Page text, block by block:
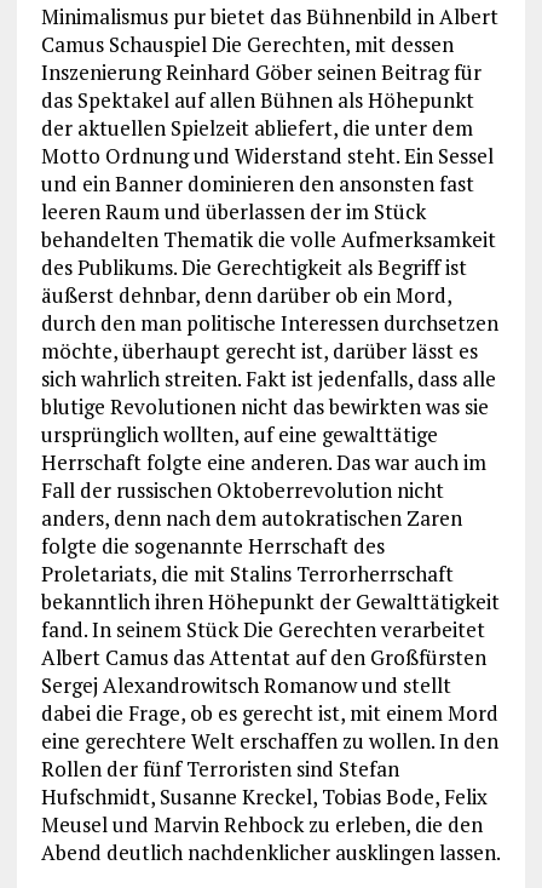
Minimalismus pur bietet das Bühnenbild in Albert
Camus Schauspiel Die Gerechten, mit dessen
Inszenierung Reinhard Göber seinen Beitrag für
das Spektakel auf allen Bühnen als Höhepunkt
der aktuellen Spielzeit abliefert, die unter dem
Motto Ordnung und Widerstand steht. Ein Sessel
und ein Banner dominieren den ansonsten fast
leeren Raum und überlassen der im Stück
behandelten Thematik die volle Aufmerksamkeit
des Publikums. Die Gerechtigkeit als Begriff ist
äußerst dehnbar, denn darüber ob ein Mord,
durch den man politische Interessen durchsetzen
möchte, überhaupt gerecht ist, darüber lässt es
sich wahrlich streiten. Fakt ist jedenfalls, dass alle
blutige Revolutionen nicht das bewirkten was sie
ursprünglich wollten, auf eine gewalttätige
Herrschaft folgte eine anderen. Das war auch im
Fall der russischen Oktoberrevolution nicht
anders, denn nach dem autokratischen Zaren
folgte die sogenannte Herrschaft des
Proletariats, die mit Stalins Terrorherrschaft
bekanntlich ihren Höhepunkt der Gewalttätigkeit
fand. In seinem Stück Die Gerechten verarbeitet
Albert Camus das Attentat auf den Großfürsten
Sergej Alexandrowitsch Romanow und stellt
dabei die Frage, ob es gerecht ist, mit einem Mord
eine gerechtere Welt erschaffen zu wollen. In den
Rollen der fünf Terroristen sind Stefan
Hufschmidt, Susanne Kreckel, Tobias Bode, Felix
Meusel und Marvin Rehbock zu erleben, die den
Abend deutlich nachdenklicher ausklingen lassen.